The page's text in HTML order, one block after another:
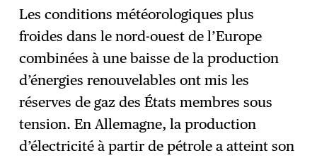
→ S'abonner
Les conditions météorologiques plus
froides dans le nord-ouest de l’Europe
combinées à une baisse de la production
d’énergies renouvelables ont mis les
réserves de gaz des États membres sous
tension. En Allemagne, la production
d’électricité à partir de pétrole a atteint son